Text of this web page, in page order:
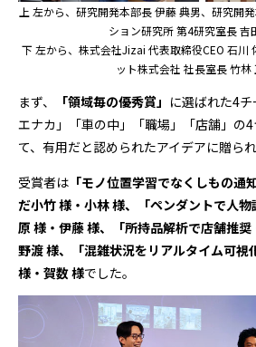
上 左から、研究開発本部長 伊藤 典男、研究開
ション研究所 第4研究室長 吉
下 左から、株式会社Jizai 代表取締役CEO 石川
ット株式会社 社長室長 竹林
まず、 「領域毎の優秀賞」 に選ばれた4
エナカ」「車の中」「職場」「店舗」の
て、有用だと認められたアイデアに贈られ
受賞者は 「モノ位置学習でなくしもの通
だ小竹 様・小林 様、「ペンダントで人
原 様・伊藤 様、「所持品解析で店舗推奨
野渡 様、「混雑状況をリアルタイム可視
様・賀数 様でした。